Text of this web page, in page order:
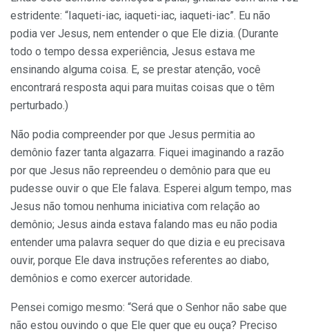
estridente: “Iaqueti-iac, iaqueti-iac, iaqueti-iac”. Eu não
podia ver Jesus, nem entender o que Ele dizia. (Durante
todo o tempo dessa experiência, Jesus estava me
ensinando alguma coisa. E, se prestar atenção, você
encontrará resposta aqui para muitas coisas que o têm
perturbado.)
Não podia compreender por que Jesus permitia ao
demônio fazer tanta algazarra. Fiquei imaginando a razão
por que Jesus não repreendeu o demônio para que eu
pudesse ouvir o que Ele falava. Esperei algum tempo, mas
Jesus não tomou nenhuma iniciativa com relação ao
demônio; Jesus ainda estava falando mas eu não podia
entender uma palavra sequer do que dizia e eu precisava
ouvir, porque Ele dava instruções referentes ao diabo,
demônios e como exercer autoridade.
Pensei comigo mesmo: “Será que o Senhor não sabe que
não estou ouvindo o que Ele quer que eu ouça? Preciso